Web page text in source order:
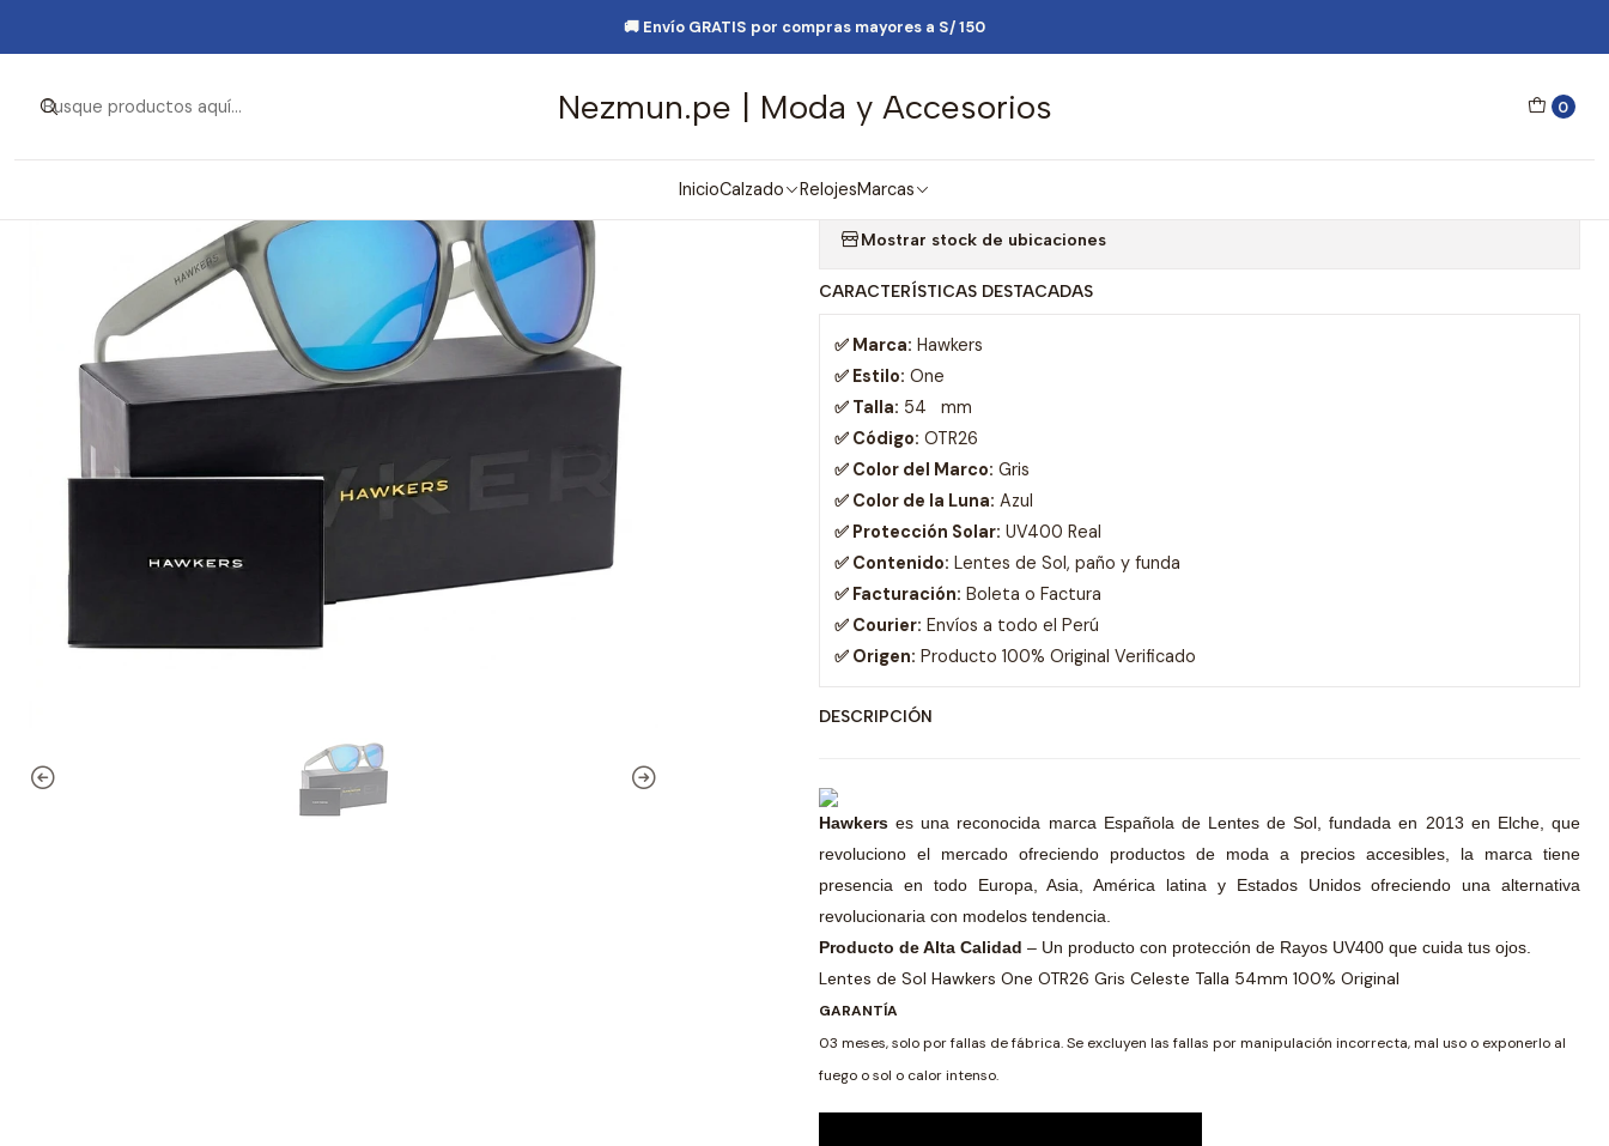
Nezmun.pe | Moda y Accesorios 0
InicioCalzado RelojesMarcas
🚚 Envío GRATIS por compras mayores a S/ 150
Lentes y Accesorios Lentes de Sol Lentes de Sol Hawkers One Gris Celeste OTR26 - Talla 54mm
|
Lentes de Sol Hawkers One Gris Celeste
OTR26 - Talla 54mm
Mostrar stock de ubicaciones
CARACTERÍSTICAS DESTACADAS
✅ Marca: Hawkers
✅ Estilo: One
✅ Talla: 54 mm
✅ Código: OTR26
✅ Color del Marco: Gris
✅ Color de la Luna: Azul
✅ Protección Solar: UV400 Real
✅ Contenido: Lentes de Sol, paño y funda
✅ Facturación: Boleta o Factura
✅ Courier: Envíos a todo el Perú
✅ Origen: Producto 100% Original Verificado
DESCRIPCIÓN
Hawkerses una reconocida marca Española de Lentes de Sol, fundada en 2013 en Elche, que
revoluciono el mercado ofreciendo productos de moda a precios accesibles, la marca tiene
presencia en todo Europa, Asia, América latina y Estados Unidos ofreciendo una alternativa
revolucionaria con modelos tendencia.
Producto de Alta Calidad – Un producto con protección de Rayos UV400 que cuida tus ojos.
Lentes de Sol Hawkers One OTR26 Gris Celeste Talla 54mm 100% Original
GARANTÍA
03 meses, solo por fallas de fábrica. Se excluyen las fallas por manipulación incorrecta, mal uso o exponerlo al
fuego o sol o calor intenso.